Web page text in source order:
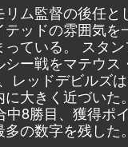
ム監督の後任と
ッドの雰囲気を
っている。 スタ
シー戦をマテウス
レッドデビルズ
に大きく近づいた
中8勝目、獲得ポ
の数字を残した。